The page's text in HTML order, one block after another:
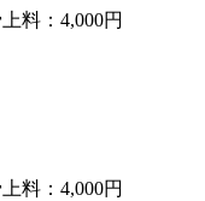
料：4,000円
料：4,000円